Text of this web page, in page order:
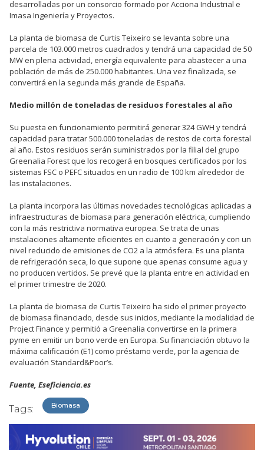
desarrolladas por un consorcio formado por Acciona Industrial e
Imasa Ingeniería y Proyectos.
La planta de biomasa de Curtis Teixeiro se levanta sobre una
parcela de 103.000 metros cuadrados y tendrá una capacidad de 50
MW en plena actividad, energía equivalente para abastecer a una
población de más de 250.000 habitantes. Una vez finalizada, se
convertirá en la segunda más grande de España.
Medio millón de toneladas de residuos forestales al año
Su puesta en funcionamiento permitirá generar 324 GWH y tendrá
capacidad para tratar 500.000 toneladas de restos de corta forestal
al año. Estos residuos serán suministrados por la filial del grupo
Greenalia Forest que los recogerá en bosques certificados por los
sistemas FSC o PEFC situados en un radio de 100 km alrededor de
las instalaciones.
La planta incorpora las últimas novedades tecnológicas aplicadas a
infraestructuras de biomasa para generación eléctrica, cumpliendo
con la más restrictiva normativa europea. Se trata de unas
instalaciones altamente eficientes en cuanto a generación y con un
nivel reducido de emisiones de CO2 a la atmósfera. Es una planta
de refrigeración seca, lo que supone que apenas consume agua y
no producen vertidos. Se prevé que la planta entre en actividad en
el primer trimestre de 2020.
La planta de biomasa de Curtis Teixeiro ha sido el primer proyecto
de biomasa financiado, desde sus inicios, mediante la modalidad de
Project Finance y permitió a Greenalia convertirse en la primera
pyme en emitir un bono verde en Europa. Su financiación obtuvo la
máxima calificación (E1) como préstamo verde, por la agencia de
evaluación Standard&Poor’s.
Fuente, Eseficiencia.es
Tags: Biomasa